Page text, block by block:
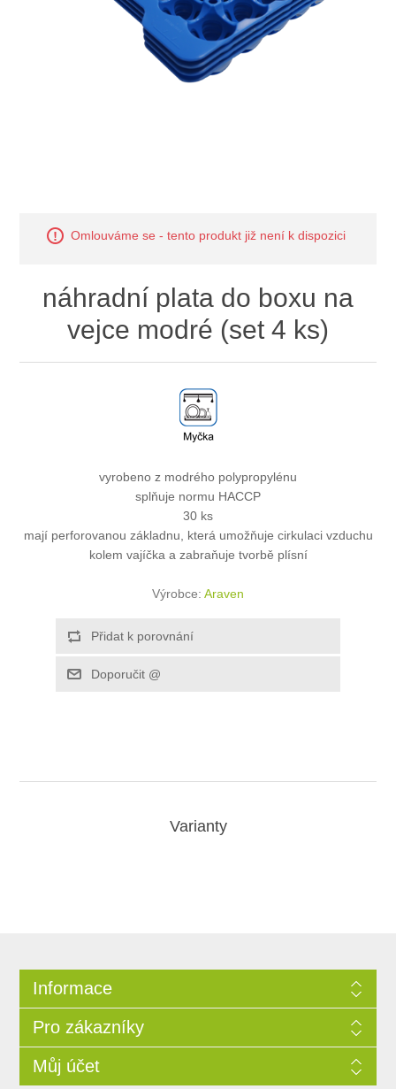
Omlouváme se - tento produkt již není k dispozici
náhradní plata do boxu na
vejce modré (set 4 ks)
vyrobeno z modrého polypropylénu
splňuje normu HACCP
30 ks
mají perforovanou základnu, která umožňuje cirkulaci vzduchu
kolem vajíčka a zabraňuje tvorbě plísní
Výrobce: Araven
Varianty
Informace
Pro zákazníky
Můj účet